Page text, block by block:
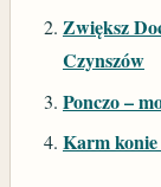
Zwiększ
Czynszów
Ponczo –
Karm